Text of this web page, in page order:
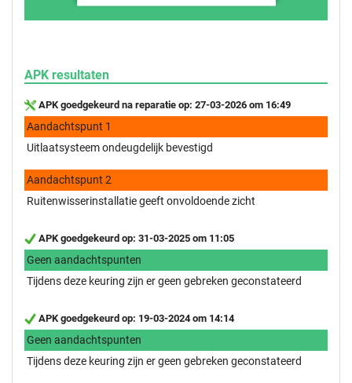
APK resultaten
APK goedgekeurd na reparatie op: 27-03-2026 om 16:49
Aandachtspunt 1
Uitlaatsysteem ondeugdelijk bevestigd
Aandachtspunt 2
Ruitenwisserinstallatie geeft onvoldoende zicht
APK goedgekeurd op: 31-03-2025 om 11:05
Geen aandachtspunten
Tijdens deze keuring zijn er geen gebreken geconstateerd
APK goedgekeurd op: 19-03-2024 om 14:14
Geen aandachtspunten
Tijdens deze keuring zijn er geen gebreken geconstateerd